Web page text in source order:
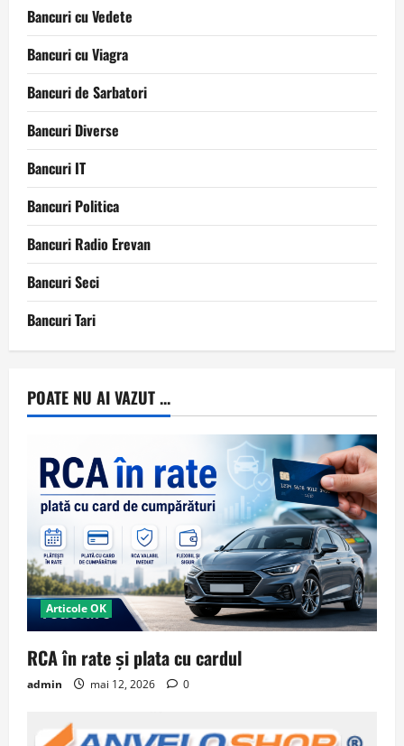
Bancuri cu Vedete
Bancuri cu Viagra
Bancuri de Sarbatori
Bancuri Diverse
Bancuri IT
Bancuri Politica
Bancuri Radio Erevan
Bancuri Seci
Bancuri Tari
POATE NU AI VAZUT ...
Articole OK
RCA în rate și plata cu cardul
admin mai 12, 2026 0